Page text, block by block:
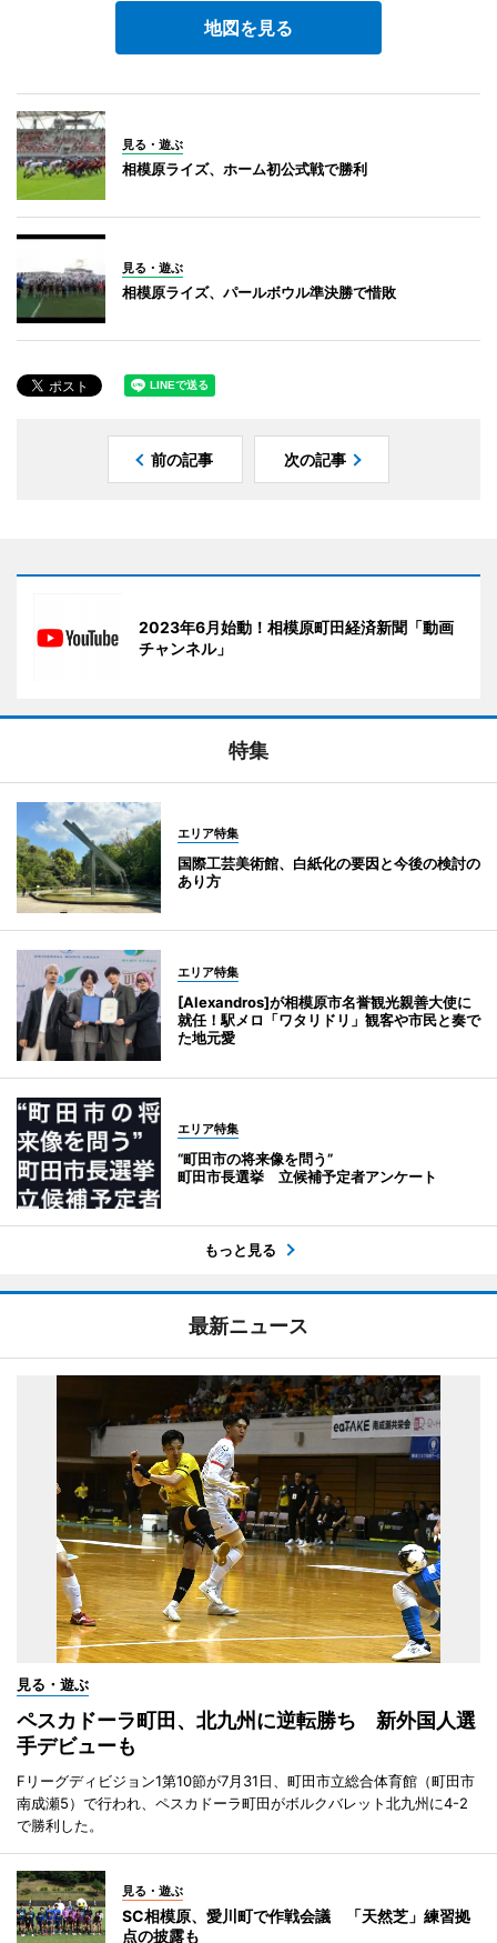
地図を見る
見る・遊ぶ
相模原ライズ、ホーム初公式戦で勝利
見る・遊ぶ
相模原ライズ、パールボウル準決勝で惜敗
前の記事 次の記事
2023年6月始動！相模原町田経済新聞「動画
チャンネル」
特集
エリア特集
国際工芸美術館、白紙化の要因と今後の検討の
あり方
エリア特集
[Alexandros]が相模原市名誉観光親善大使に
就任！駅メロ「ワタリドリ」観客や市民と奏で
た地元愛
エリア特集
“町田市の将来像を問う”
町田市長選挙 立候補予定者アンケート
もっと見る
最新ニュース
見る・遊ぶ
ペスカドーラ町田、北九州に逆転勝ち 新外国人選
手デビューも
Fリーグディビジョン1第10節が7月31日、町田市立総合体育館（町田市
南成瀬5）で行われ、ペスカドーラ町田がボルクバレット北九州に4-2
で勝利した。
見る・遊ぶ
SC相模原、愛川町で作戦会議 「天然芝」練習拠
点の披露も